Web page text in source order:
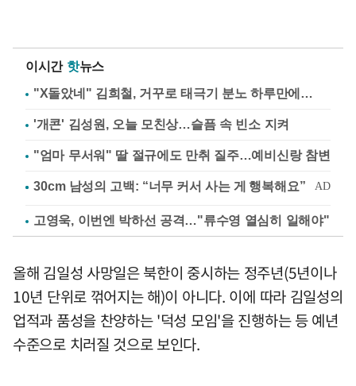
이시간 핫뉴스
"X돌았네" 김희철, 거꾸로 태극기 분노 하루만에…
'개콘' 김성원, 오늘 모친상…슬픔 속 빈소 지켜
"엄마 무서워" 딸 절규에도 만취 질주…예비신랑 참변
고영욱, 이번엔 박하선 공격…"류수영 열심히 일해야"
올해 김일성 사망일은 북한이 중시하는 정주년(5년이나
10년 단위로 꺾어지는 해)이 아니다. 이에 따라 김일성의
업적과 품성을 찬양하는 '덕성 모임'을 진행하는 등 예년
수준으로 치러질 것으로 보인다.